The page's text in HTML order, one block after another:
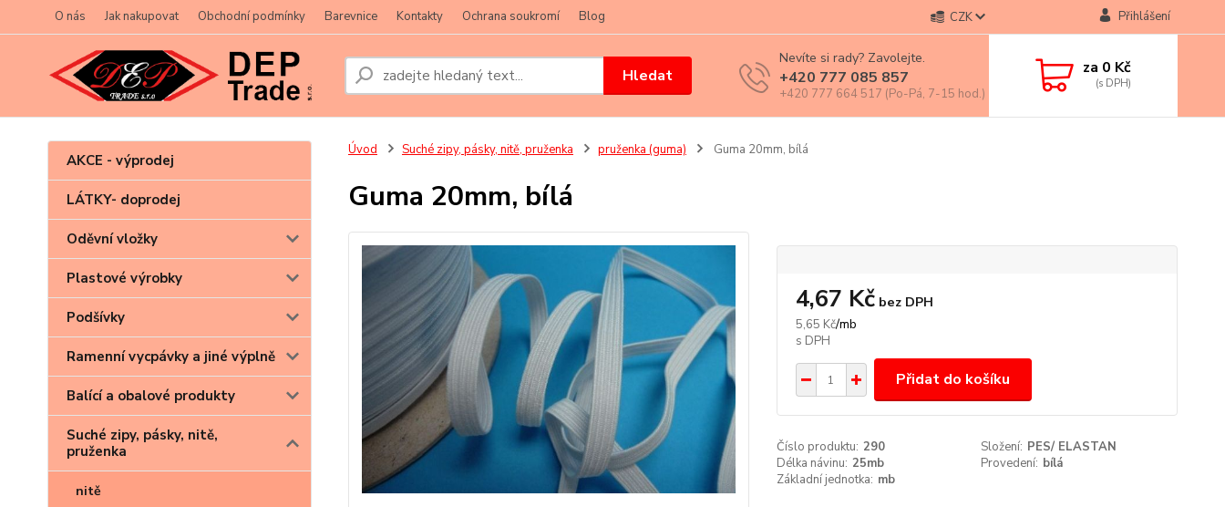
O nás Jak nakupovat Obchodní podmínky Barevnice Kontakty Ochrana soukromí Blog CZK Přihlášení
Hledat
Nevíte si rady? Zavolejte.
+420 777 085 857
+420 777 664 517 (Po-Pá, 7-15 hod.)
za 0 Kč
AKCE - výprodej
LÁTKY- doprodej
Oděvní vložky
Plastové výrobky
Podšívky
Ramenní vycpávky a jiné výplně
Balící a obalové produkty
Suché zipy, pásky, nitě,
pruženka
nitě
Úvod Suché zipy, pásky, nitě, pruženka pruženka (guma) Guma 20mm, bílá
Guma 20mm, bílá
5,65 Kč/mb
4,67 Kč bez DPH
Přidat do košíku
Číslo produktu: 290 Složení: PES/ ELASTAN
Délka návinu: 25mb Provedení: bílá
Základní jednotka: mb